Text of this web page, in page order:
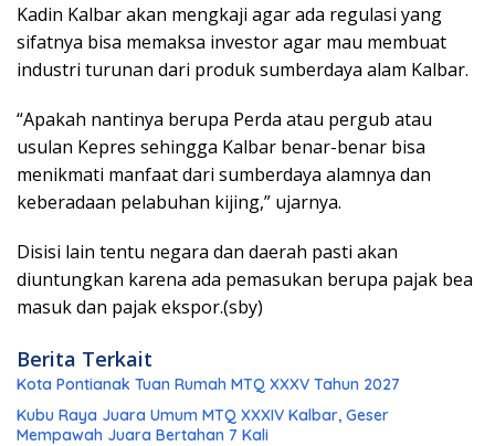
Kadin Kalbar akan mengkaji agar ada regulasi yang
sifatnya bisa memaksa investor agar mau membuat
industri turunan dari produk sumberdaya alam Kalbar.
“Apakah nantinya berupa Perda atau pergub atau
usulan Kepres sehingga Kalbar benar-benar bisa
menikmati manfaat dari sumberdaya alamnya dan
keberadaan pelabuhan kijing,” ujarnya.
Disisi lain tentu negara dan daerah pasti akan
diuntungkan karena ada pemasukan berupa pajak bea
masuk dan pajak ekspor.(sby)
Berita Terkait
Kota Pontianak Tuan Rumah MTQ XXXV Tahun 2027
Kubu Raya Juara Umum MTQ XXXIV Kalbar, Geser
Mempawah Juara Bertahan 7 Kali